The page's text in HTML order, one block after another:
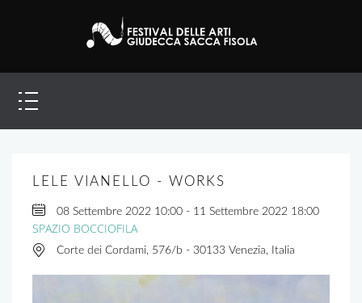
LELE VIANELLO - WORKS
08 Settembre 2022 10:00 - 11 Settembre 2022 18:00
SPAZIO BOCCIOFILA
Corte dei Cordami, 576/b - 30133 Venezia, Italia